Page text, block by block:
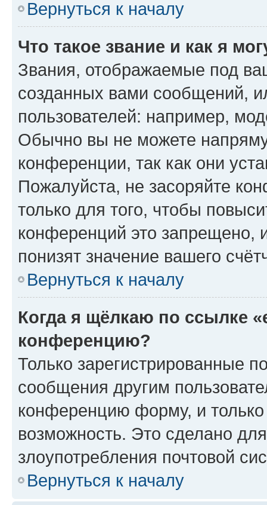
Вернуться к началу
Что такое звание и как я
Звания, отображаемые под
созданных вами сообщений,
пользователей: например,
Обычно вы не можете
конференции, так как они
Пожалуйста, не засоряйте
только для того, чтобы
конференций это запрещено,
понизят значение вашего
Вернуться к началу
Когда я щёлкаю по ссылке
конференцию?
Только зарегистрированные
сообщения другим
конференцию форму, и
возможность. Это сделано
злоупотребления почтовой
Вернуться к началу